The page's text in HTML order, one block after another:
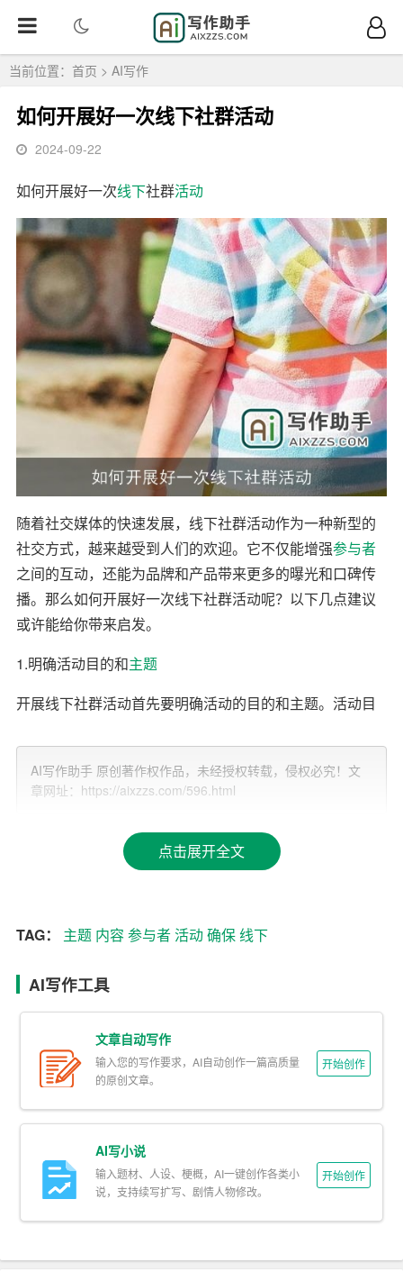
当前位置： 首页 > AI写作
如何开展好一次线下社群活动
2024-09-22
如何开展好一次线下社群活动
随着社交媒体的快速发展，线下社群活动作为一种新型的
社交方式，越来越受到人们的欢迎。它不仅能增强参与者
之间的互动，还能为品牌和产品带来更多的曝光和口碑传
播。那么如何开展好一次线下社群活动呢？以下几点建议
或许能给你带来启发。
1.明确活动目的和主题
开展线下社群活动首先要明确活动的目的和主题。活动目
应围绕目的来设定。一个明确的主题能让参与者更快地融
入活动，增强活动的吸引力和参与度。
活动内容是线下社群活动的核心，关系到活动的成败。内
动内容应注重参与者的互动，鼓励大家积极参与，让活动
3.选择合适的场地和时间
场地和时间是影响线下社群活动效果的重要因素。场地应
根据活动规模和主题来选择，要保证交通便利、设施齐
全，同时注意场地氛围的营造。活动时间则要避免与重要
节假日、大型活动等冲突，确保参与者的时间安排得当。
4.加强宣传和推广
线下社群活动的成功离不开有效的宣传和推广。可以通过
社交媒体、官方网站、邮件等方式进行宣传，同时利用合
点，吸引潜在参与者。
AI写作助手 原创著作权作品，未经授权转载，侵权必究！文
章网址：https://aixzzs.com/596.html
点击展开全文
TAG： 主题 内容参与者活动确保线下
AI写作工具
文章自动写作
输入您的写作要求，AI自动创作一篇高质量
的原创文章。
开始创作
AI写小说
输入题材、人设、梗概，AI一键创作各类小
说，支持续写扩写、剧情人物修改。
开始创作